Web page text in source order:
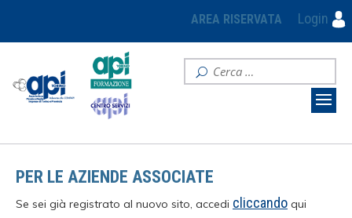
AREA RISERVATA Login
PER LE AZIENDE ASSOCIATE
Se sei già registrato al nuovo sito, accedi cliccando qui